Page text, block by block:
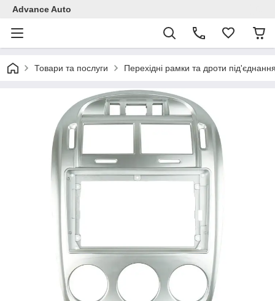
Advance Auto
Товари та послуги Перехідні рамки та дроти